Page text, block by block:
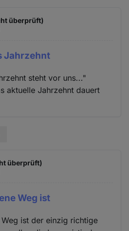
überprüft)
Jahrzehnt
steht vor uns..."
aktuelle Jahrzehnt dauert
überprüft)
Weg ist
ist der einzig richtige